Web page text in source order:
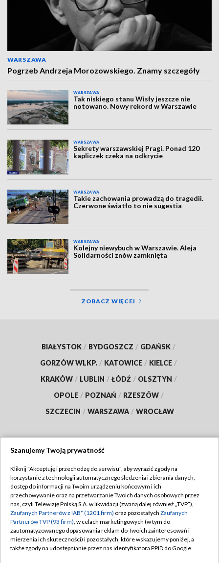
WARSZAWA
Pogrzeb Andrzeja Morozowskiego. Znamy szczegóły
WARSZAWA
Tak niskiego stanu Wisły jeszcze nie
notowano. Nowy rekord w Warszawie
WARSZAWA
Sekrety warszawskiej Pragi. Ponad 120
kapliczek czeka na odkrycie
WARSZAWA
Takie zachowania prowadzą do tragedii.
Czerwone światło to nie sugestia
WARSZAWA
Kolejny niewybuch w Warszawie. Aleja
Solidarności znów zamknięta
ZOBACZ WIĘCEJ
BIAŁYSTOK / BYDGOSZCZ / GDAŃSK /
GORZÓW WLKP. / KATOWICE / KIELCE /
KRAKÓW / LUBLIN / ŁÓDŹ / OLSZTYN /
OPOLE / POZNAŃ / RZESZÓW /
SZCZECIN / WARSZAWA / WROCŁAW
TVP
Abonament TVP
Emisja w TVP
Centrum informacji TVP
Naziemna Telewizja Cyfrowa
Regulamin TVP
Polityka prywatności
Moje zgody
Pomoc
Szanujemy Twoją prywatność
Kliknij "Akceptuję i przechodzę do serwisu", aby wyrazić zgody na
korzystanie z technologii automatycznego śledzenia i zbierania danych,
dostęp do informacji na Twoim urządzeniu końcowym i ich
przechowywanie oraz na przetwarzanie Twoich danych osobowych przez
nas, czyli Telewizję Polską S.A. w likwidacji (zwaną dalej również „TVP”),
Zaufanych Partnerów z IAB* (1201 firm) oraz pozostałych Zaufanych
Partnerów TVP (93 firm), w celach marketingowych (w tym do
zautomatyzowanego dopasowania reklam do Twoich zainteresowań i
mierzenia ich skuteczności) i pozostałych, które wskazujemy poniżej, a
także zgody na udostępnianie przez nas identyfikatora PPID do Google.